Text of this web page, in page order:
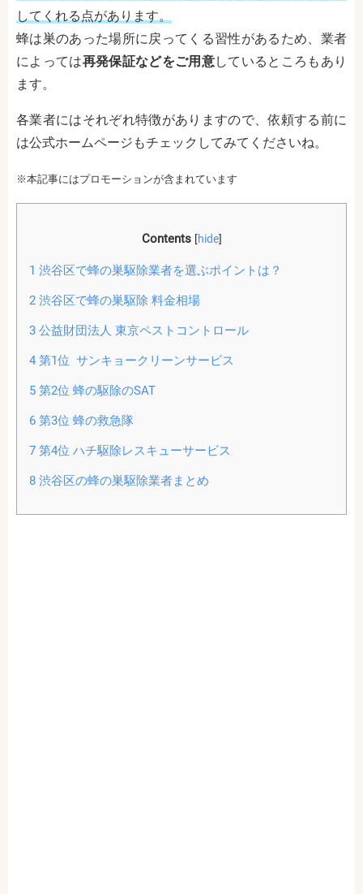
してくれる点があります。
蜂は巣のあった場所に戻ってくる習性があるため、業者
によっては再発保証などをご用意しているところもあり
ます。
各業者にはそれぞれ特徴がありますので、依頼する前に
は公式ホームページもチェックしてみてくださいね。
※本記事にはプロモーションが含まれています
Contents [hide]
1 渋谷区で蜂の巣駆除業者を選ぶポイントは？
2渋谷区で蜂の巣駆除 料金相場
3公益財団法人 東京ペストコントロール
4第1位 サンキョークリーンサービス
5第2位 蜂の駆除のSAT
6第3位 蜂の救急隊
7第4位 ハチ駆除レスキューサービス
8渋谷区の蜂の巣駆除業者まとめ